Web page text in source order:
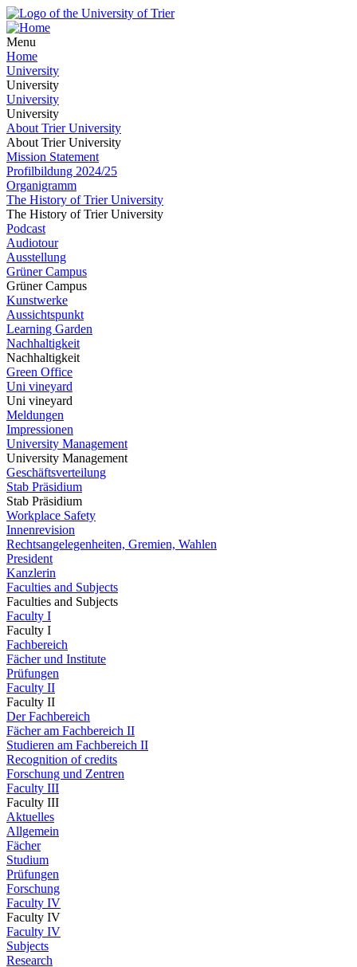
Menu
Home
University
University
University
University
About Trier University
About Trier University
Mission Statement
Profilbildung 2024/25
Organigramm
The History of Trier University
The History of Trier University
Podcast
Audiotour
Ausstellung
Grüner Campus
Grüner Campus
Kunstwerke
Aussichtspunkt
Learning Garden
Nachhaltigkeit
Nachhaltigkeit
Green Office
Uni vineyard
Uni vineyard
Meldungen
Impressionen
University Management
University Management
Geschäftsverteilung
Stab Präsidium
Stab Präsidium
Workplace Safety
Innenrevision
Rechtsangelegenheiten, Gremien, Wahlen
President
Kanzlerin
Faculties and Subjects
Faculties and Subjects
Faculty I
Faculty I
Fachbereich
Fächer und Institute
Prüfungen
Faculty II
Faculty II
Der Fachbereich
Fächer am Fachbereich II
Studieren am Fachbereich II
Recognition of credits
Forschung und Zentren
Faculty III
Faculty III
Aktuelles
Allgemein
Fächer
Studium
Prüfungen
Forschung
Faculty IV
Faculty IV
Faculty IV
Subjects
Research